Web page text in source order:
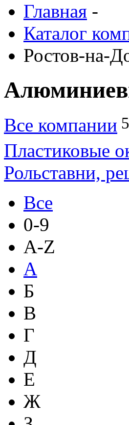
Главная -
Каталог
Ростов-на-
Все компании
Пластиковые
Рольставни,
Все
0-9
A-Z
А
Б
В
Г
Д
Е
Ж